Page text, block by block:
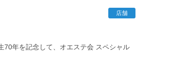
店舗
70年を記念して、オエステ会 スペシャル